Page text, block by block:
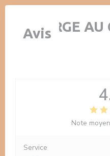
Personnalisation de vos
Avis
Note
Service